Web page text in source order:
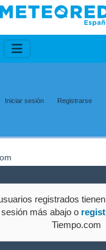
Iniciar sesión Registrarse
registrados
más abajo o
Tiempo.com